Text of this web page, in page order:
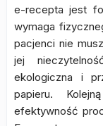
e-recepta jest
wymaga
pacjenci nie
jej
ekologiczna i
papieru.
efektywność